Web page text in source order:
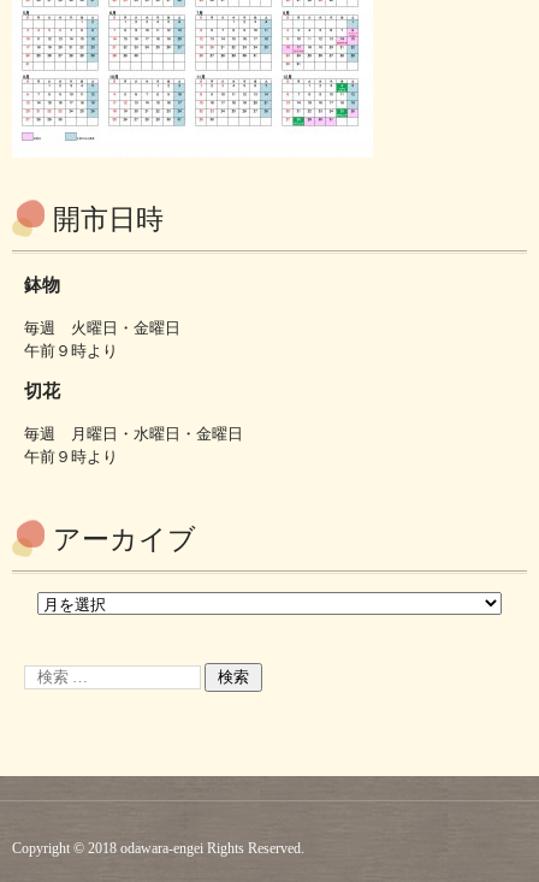
開市日時
鉢物
毎週 火曜日・金曜日
午前９時より
切花
毎週 月曜日・水曜日・金曜日
午前９時より
アーカイブ
Copyright © 2018 odawara-engei Rights Reserved.